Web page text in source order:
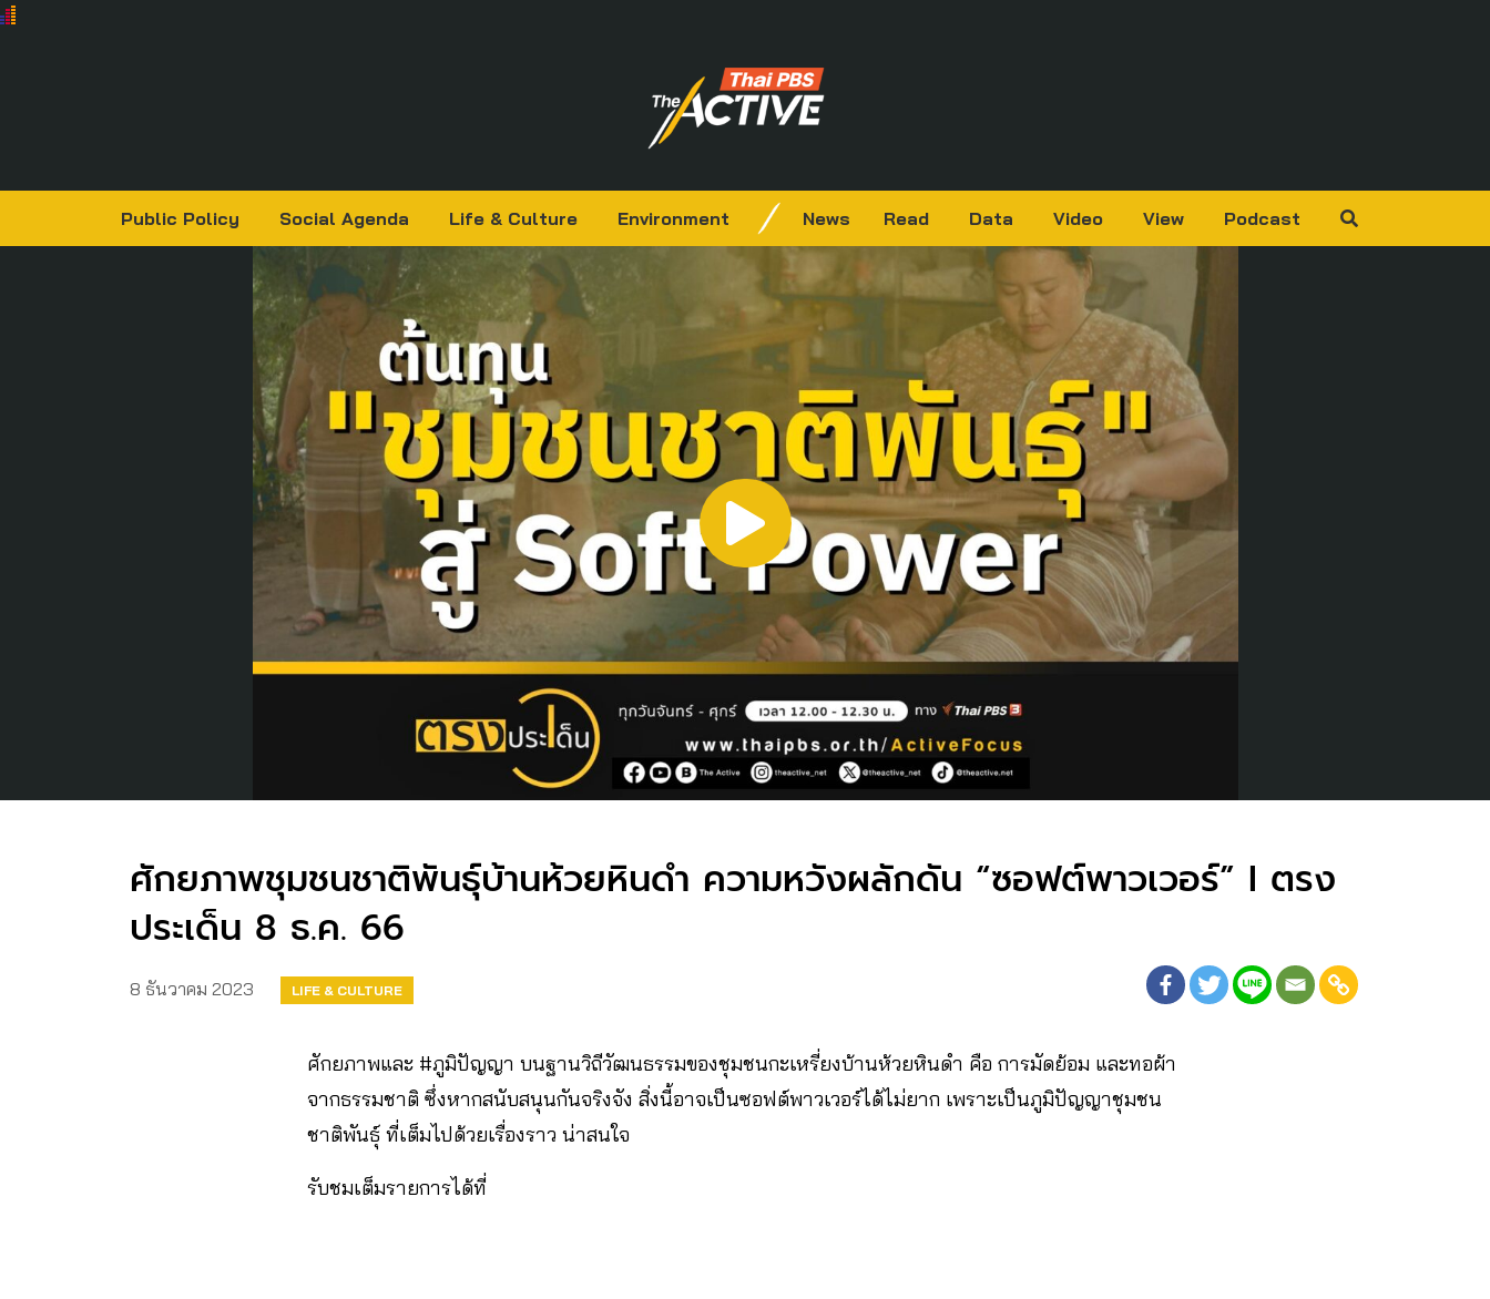
Public Policy Social Agenda Life & Culture Environment News Read Data Video View Podcast
ศักยภาพชุมชนชาติพันธุ์บ้านห้วยหินดำ ความหวังผลักดัน “ซอฟต์พาวเวอร์” I ตรง
ประเด็น 8 ธ.ค. 66
8 ธันวาคม 2023 LIFE & CULTURE
ศักยภาพและ #ภูมิปัญญา บนฐานวิถีวัฒนธรรมของชุมชนกะเหรี่ยงบ้านห้วยหินดำ คือ การมัดย้อม และทอผ้า
จากธรรมชาติ ซึ่งหากสนับสนุนกันจริงจัง สิ่งนี้อาจเป็นซอฟต์พาวเวอร์ได้ไม่ยาก เพราะเป็นภูมิปัญญาชุมชน
ชาติพันธุ์ ที่เต็มไปด้วยเรื่องราว น่าสนใจ
รับชมเต็มรายการได้ที่